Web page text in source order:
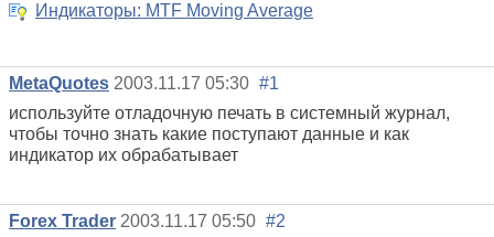
Индикаторы: MTF Moving Average
MetaQuotes 2003.11.17 05:30 #1
используйте отладочную печать в системный журнал,
чтобы точно знать какие поступают данные и как
индикатор их обрабатывает
Forex Trader 2003.11.17 05:50 #2